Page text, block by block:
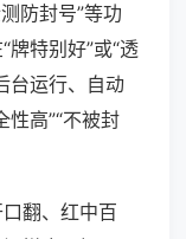
防封号”等功
牌特别好”或“透
台运行、自动
性高”“不被封
翻、红中百